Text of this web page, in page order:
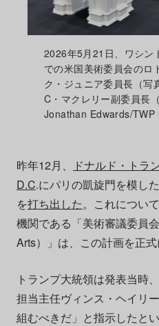
2026年5月21日、ワシン
での米国美術委員会のロ
ク・ジュニア委員長（写
C・マクレリー副委員長
Jonathan Edwards/TWP
昨年12月、 ドナルド・トラ
D.C.にパリの凱旋門を模し
を打ち出した。これについて
機関である「美術審議委員
Arts）」は、この計画を正式
トランプ大統領は発表当時
担当主任ヴィンス・ヘイリ
組むべきだ」と指示したとい